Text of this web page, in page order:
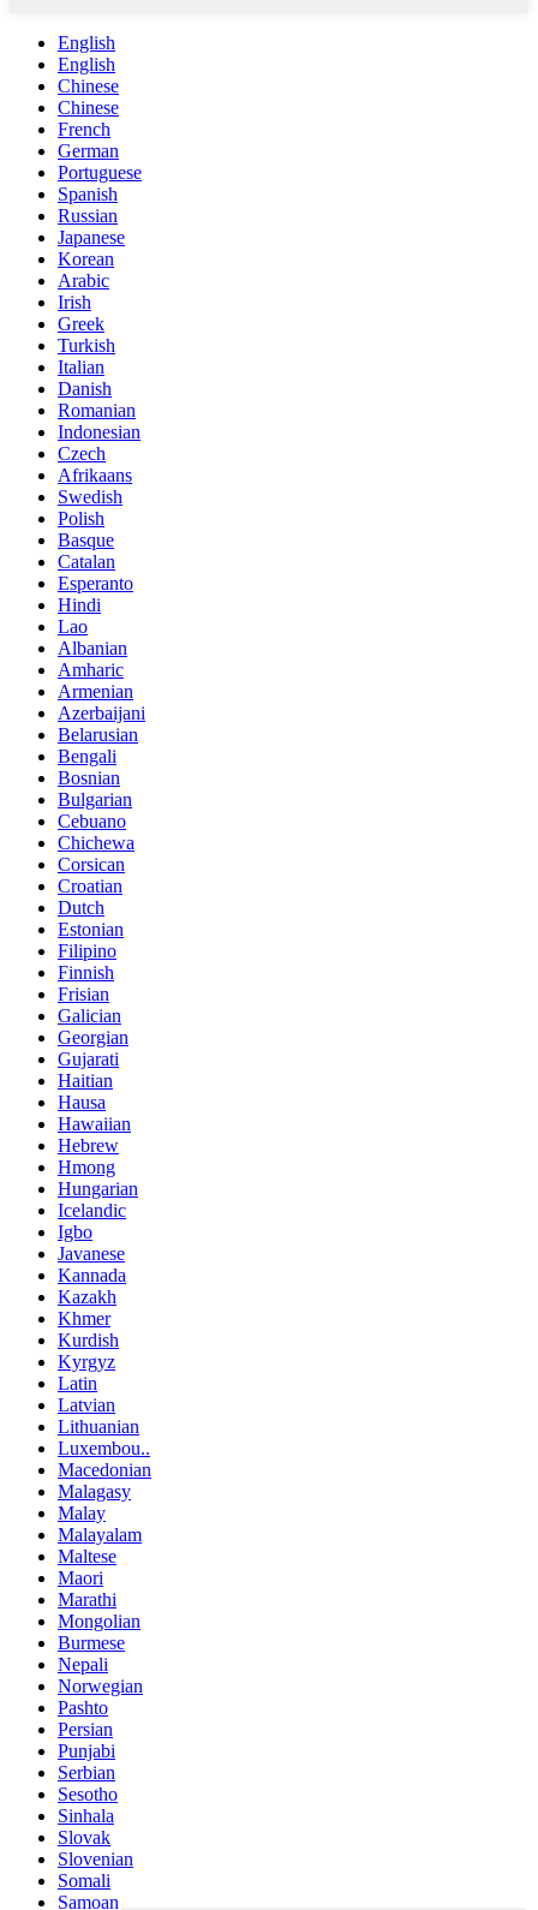
English
English
Chinese
Chinese
French
German
Portuguese
Spanish
Russian
Japanese
Korean
Arabic
Irish
Greek
Turkish
Italian
Danish
Romanian
Indonesian
Czech
Afrikaans
Swedish
Polish
Basque
Catalan
Esperanto
Hindi
Lao
Albanian
Amharic
Armenian
Azerbaijani
Belarusian
Bengali
Bosnian
Bulgarian
Cebuano
Chichewa
Corsican
Croatian
Dutch
Estonian
Filipino
Finnish
Frisian
Galician
Georgian
Gujarati
Haitian
Hausa
Hawaiian
Hebrew
Hmong
Hungarian
Icelandic
Igbo
Javanese
Kannada
Kazakh
Khmer
Kurdish
Kyrgyz
Latin
Latvian
Lithuanian
Luxembou..
Macedonian
Malagasy
Malay
Malayalam
Maltese
Maori
Marathi
Mongolian
Burmese
Nepali
Norwegian
Pashto
Persian
Punjabi
Serbian
Sesotho
Sinhala
Slovak
Slovenian
Somali
Samoan